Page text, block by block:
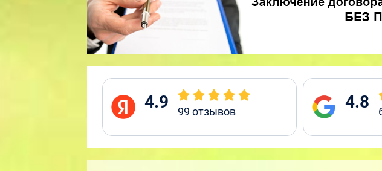
4.9 99 отзывов 4.8